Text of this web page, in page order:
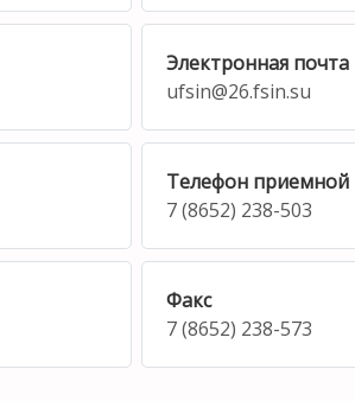
Электронная почта
ufsin@26.fsin.su
Телефон приемной
7 (8652) 238-503
Факс
7 (8652) 238-573